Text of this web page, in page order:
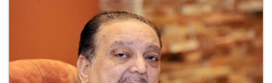
Board of Trustees